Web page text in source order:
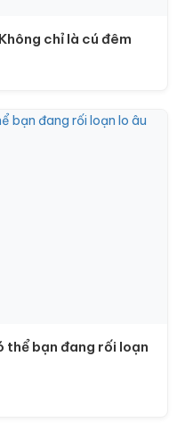
chỉ là cú đêm
thể bạn đang rối loạn